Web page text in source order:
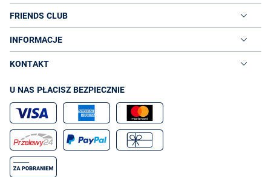
FRIENDS CLUB
INFORMACJE
KONTAKT
U NAS PŁACISZ BEZPIECZNIE